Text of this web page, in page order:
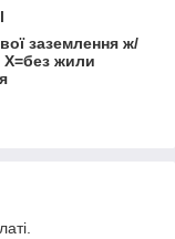
заземлення ж/
Х=без жили